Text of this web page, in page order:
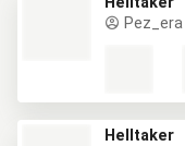
Pez_era
Helltaker